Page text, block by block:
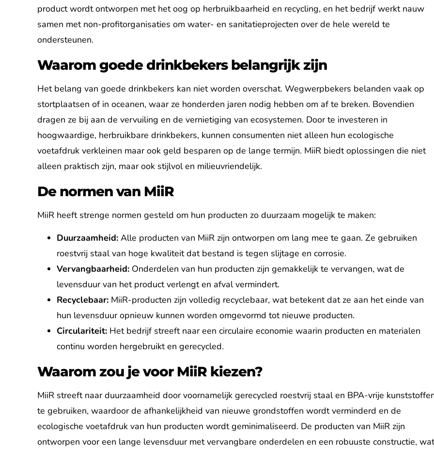
product wordt ontworpen met het oog op herbruikbaarheid en recycling, en het bedrijf werkt nauw
samen met non-profitorganisaties om water- en sanitatieprojecten over de hele wereld te
ondersteunen.
Waarom goede drinkbekers belangrijk zijn
Het belang van goede drinkbekers kan niet worden overschat. Wegwerpbekers belanden vaak op
stortplaatsen of in oceanen, waar ze honderden jaren nodig hebben om af te breken. Bovendien
dragen ze bij aan de vervuiling en de vernietiging van ecosystemen. Door te investeren in
hoogwaardige, herbruikbare drinkbekers, kunnen consumenten niet alleen hun ecologische
voetafdruk verkleinen maar ook geld besparen op de lange termijn. MiiR biedt oplossingen die niet
alleen praktisch zijn, maar ook stijlvol en milieuvriendelijk.
De normen van MiiR
MiiR heeft strenge normen gesteld om hun producten zo duurzaam mogelijk te maken:
Duurzaamheid: Alle producten van MiiR zijn ontworpen om lang mee te gaan. Ze gebruiken
roestvrij staal van hoge kwaliteit dat bestand is tegen slijtage en corrosie.
Vervangbaarheid: Onderdelen van hun producten zijn gemakkelijk te vervangen, wat de
levensduur van het product verlengt en afval vermindert.
Recyclebaar: MiiR-producten zijn volledig recyclebaar, wat betekent dat ze aan het einde van
hun levensduur opnieuw kunnen worden omgevormd tot nieuwe producten.
Circulariteit: Het bedrijf streeft naar een circulaire economie waarin producten en materialen
continu worden hergebruikt en gerecycled.
Waarom zou je voor MiiR kiezen?
MiiR streeft naar duurzaamheid door voornamelijk gerecycled roestvrij staal en BPA-vrije
te gebruiken, waardoor de afhankelijkheid van nieuwe grondstoffen wordt verminderd en de
ecologische voetafdruk van hun producten wordt geminimaliseerd. De producten van MiiR zijn
ontworpen voor een lange levensduur met vervangbare onderdelen en een robuuste constructie,